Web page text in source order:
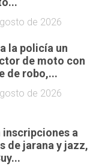
de 2026
la policía un
de moto con
de robo,...
de 2026
inscripciones a
de jarana y jazz,